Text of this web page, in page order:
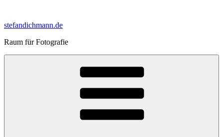
springen
stefandichmann.de
Raum für Fotografie